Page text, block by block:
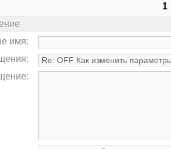
1
имя: